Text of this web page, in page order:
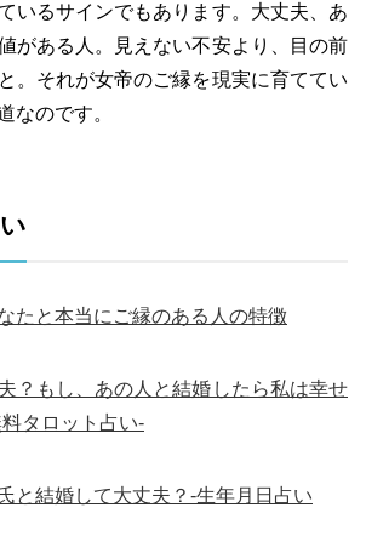
いるサインでもあります。大丈夫、あ
がある人。見えない不安より、目の前
。それが女帝のご縁を現実に育ててい
なのです。
たと本当にご縁のある人の特徴
？もし、あの人と結婚したら私は幸せ
タロット占い-
と結婚して大丈夫？-生年月日占い